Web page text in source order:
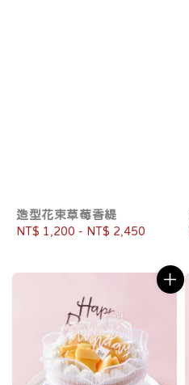
造型花束草莓香緹
Regular
NT$ 1,200 - NT$ 2,450